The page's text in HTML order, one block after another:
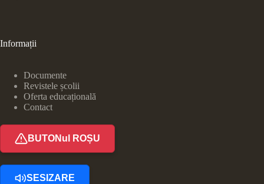
Informații
Documente
Revistele școlii
Oferta educațională
Contact
BUTONul ROȘU
SESIZARE